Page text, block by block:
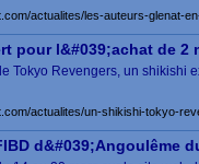
actualites/les-auteurs-glenat-
pour l&#039;achat de 2
Tokyo Revengers, un shikishi
actualites/un-shikishi-tokyo-
d&#039;Angoulême